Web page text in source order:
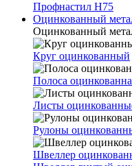
Профнастил Н75
Оцинкованный
Оцинкованный
Круг оцинкованный
Полоса
Листы
Рулоны
Швеллер